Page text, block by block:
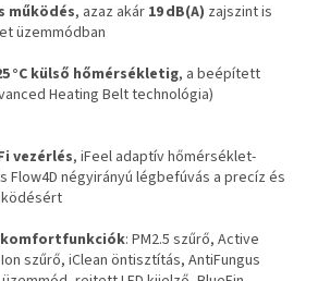
működés, azaz akár 19 dB(A) zajszint is
üzemmódban
°C külső hőmérsékletig, a beépített
Heating Belt technológia)
vezérlés, iFeel adaptív hőmérséklet-
Flow4D négyirányú légbefúvás a precíz és
komfortfunkciók: PM2.5 szűrő, Active
szűrő, iClean öntisztítás, AntiFungus